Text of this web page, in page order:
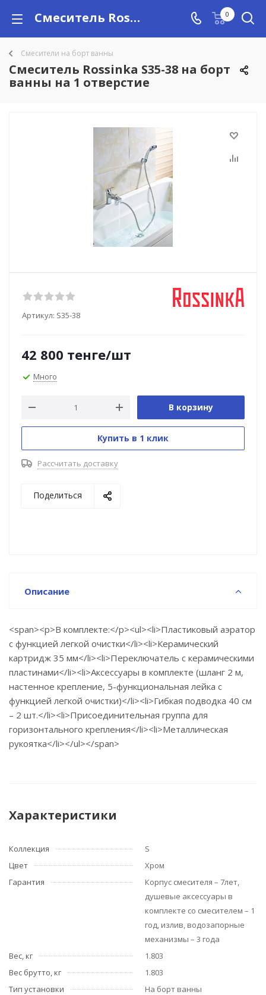
Смеситель Rossinka S35-38 на борт ванны на 1 отверстие купить в Алматы с доставкой по Казахстану, цены 0
Смесители на борт ванны
Смеситель Rossinka S35-38 на борт
ванны на 1 отверстие
Артикул: S35-38
42 800 тенге/шт
Много
В корзину
Купить в 1 клик
Рассчитать доставку
Поделиться
Описание
<span><p>В комплекте:</p><ul><li>Пластиковый аэратор
с функцией легкой очистки</li><li>Керамический
картридж 35 мм</li><li>Переключатель с керамическими
пластинами</li><li>Аксессуары в комплекте (шланг 2 м,
настенное крепление, 5-функциональная лейка с
функцией легкой очистки)</li><li>Гибкая подводка 40 см
– 2 шт.</li><li>Присоединительная группа для
горизонтального крепления</li><li>Металлическая
рукоятка</li></ul></span>
Характеристики
Коллекция
S
Цвет
Хром
Гарантия
Корпус смесителя – 7лет,
душевые аксессуары в
комплекте со смесителем – 1
год, излив, водозапорные
механизмы – 3 года
Вес, кг
1.803
Вес брутто, кг
1.803
Тип установки
На борт ванны